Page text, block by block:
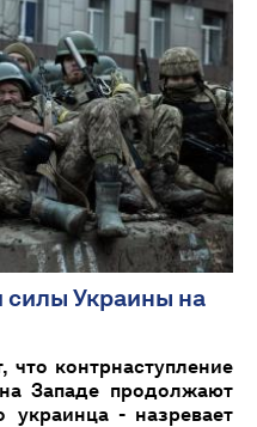
Украины на
что контрнаступление
Западе продолжают
украинца - назревает